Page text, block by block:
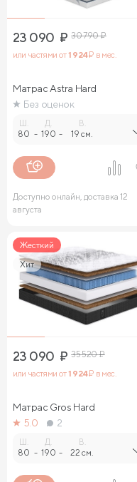
23 090 ₽ 30 790₽
или частями от1 924₽ в мес.
Матрас Astra Hard
Без оценок
80 -
Д.
190 -
В.
19 см.
Доступно онлайн, доставка 12
августа
Жесткий
Хит
23 090 ₽ 35 520₽
или частями от1 924₽ в мес.
Матрас Gros Hard
5.0
2
80 -
Д.
190 -
В.
22 см.